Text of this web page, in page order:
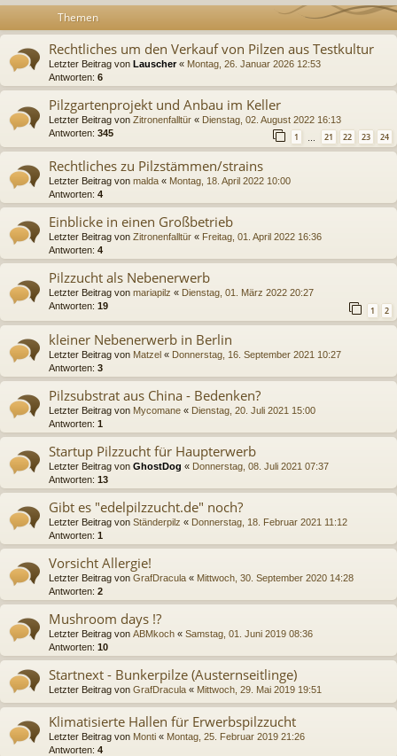
Themen
Rechtliches um den Verkauf von Pilzen aus Testkultur
Letzter Beitrag von Lauscher« Montag, 26. Januar 2026 12:53
Antworten: 6
Pilzgartenprojekt und Anbau im Keller
Letzter Beitrag von Zitronenfalltür « Dienstag, 02. August 2022 16:13
Antworten: 345 1 … 21 22 23 24
Rechtliches zu Pilzstämmen/strains
Letzter Beitrag von malda « Montag, 18. April 2022 10:00
Antworten: 4
Einblicke in einen Großbetrieb
Letzter Beitrag von Zitronenfalltür « Freitag, 01. April 2022 16:36
Antworten: 4
Pilzzucht als Nebenerwerb
Letzter Beitrag von mariapilz « Dienstag, 01. März 2022 20:27
Antworten: 19 1 2
kleiner Nebenerwerb in Berlin
Letzter Beitrag von Matzel « Donnerstag, 16. September 2021 10:27
Antworten: 3
Pilzsubstrat aus China - Bedenken?
Letzter Beitrag von Mycomane « Dienstag, 20. Juli 2021 15:00
Antworten: 1
Startup Pilzzucht für Haupterwerb
Letzter Beitrag von GhostDog « Donnerstag, 08. Juli 2021 07:37
Antworten: 13
Gibt es "edelpilzzucht.de" noch?
Letzter Beitrag von Ständerpilz « Donnerstag, 18. Februar 2021 11:12
Antworten: 1
Vorsicht Allergie!
Letzter Beitrag von GrafDracula « Mittwoch, 30. September 2020 14:28
Antworten: 2
Mushroom days !?
Letzter Beitrag von ABMkoch « Samstag, 01. Juni 2019 08:36
Antworten: 10
Startnext - Bunkerpilze (Austernseitlinge)
Letzter Beitrag von GrafDracula « Mittwoch, 29. Mai 2019 19:51
Klimatisierte Hallen für Erwerbspilzzucht
Letzter Beitrag von Monti « Montag, 25. Februar 2019 21:26
Antworten: 4